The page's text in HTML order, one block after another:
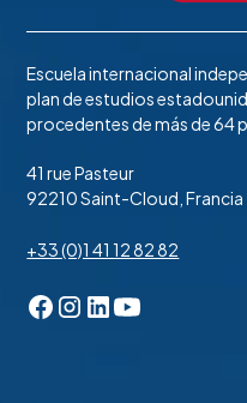
Escuela internacional
plan de estudios
procedentes de más de 64
41 rue Pasteur
92210 Saint-Cloud, Francia
+33 (0)1 41 12 82 82